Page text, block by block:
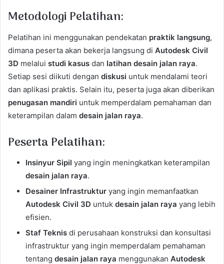
Metodologi Pelatihan:
Pelatihan ini menggunakan pendekatan praktik langsung,
dimana peserta akan bekerja langsung di Autodesk Civil
3D melalui studi kasus dan latihan desain jalan raya.
Setiap sesi diikuti dengan diskusi untuk mendalami teori
dan aplikasi praktis. Selain itu, peserta juga akan diberikan
penugasan mandiri untuk memperdalam pemahaman dan
keterampilan dalam desain jalan raya.
Peserta Pelatihan:
Insinyur Sipil yang ingin meningkatkan keterampilan
desain jalan raya.
Desainer Infrastruktur yang ingin memanfaatkan
Autodesk Civil 3D untuk desain jalan raya yang lebih
efisien.
Staf Teknis di perusahaan konstruksi dan konsultasi
infrastruktur yang ingin memperdalam pemahaman
tentang desain jalan raya menggunakan Autodesk